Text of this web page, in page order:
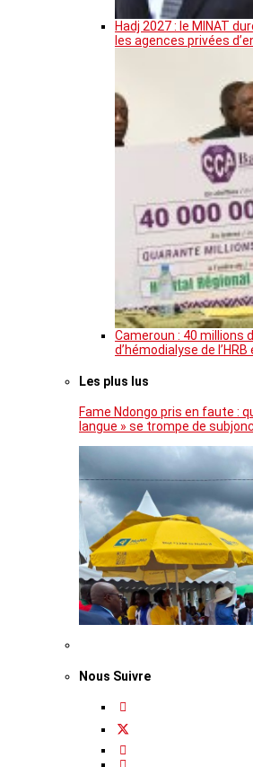
Hadj 2027 : le MINAT
les agences privées
Cameroun : 40 millions
d’hémodialyse de
Les plus lus
Fame Ndongo pris en faute :
langue » se trompe de
Nous Suivre